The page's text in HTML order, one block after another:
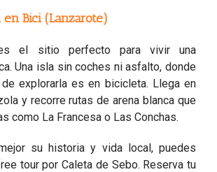
en Bici (Lanzarote)
el sitio perfecto para vivir una
Una isla sin coches ni asfalto, donde
explorarla es en bicicleta. Llega en
y recorre rutas de arena blanca que
como La Francesa o Las Conchas.
su historia y vida local, puedes
tour por Caleta de Sebo. Reserva tu